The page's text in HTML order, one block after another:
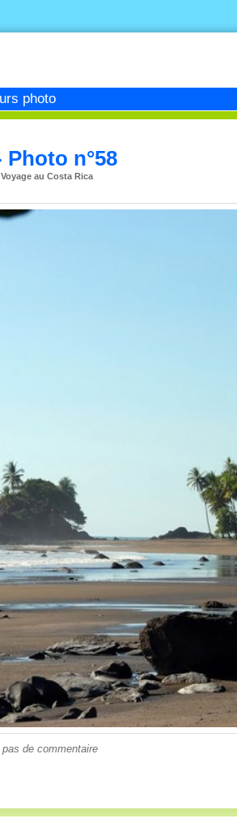
photo
n°58
au Costa Rica
pas de commentaire